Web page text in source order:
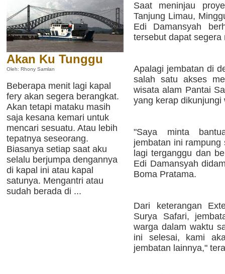
Akan Ku Tunggu
Oleh: Rhony Samlan
Beberapa menit lagi kapal
fery akan segera berangkat.
Akan tetapi mataku masih
saja kesana kemari untuk
mencari sesuatu. Atau lebih
tepatnya seseorang.
Biasanya setiap saat aku
selalu berjumpa dengannya
di kapal ini atau kapal
satunya. Mengantri atau
sudah berada di ...
Saat meninjau
Tanjung Limau,
Edi Damansyah
tersebut dapat segera
Apalagi jembatan di
salah satu akses
wisata alam Pantai
yang kerap
"Saya minta
jembatan ini
lagi terganggu dan
Edi Damansyah
Boma Pratama.
Dari keterangan
Surya Safari,
warga dalam waktu
ini selesai, kami
jembatan lainnya,"